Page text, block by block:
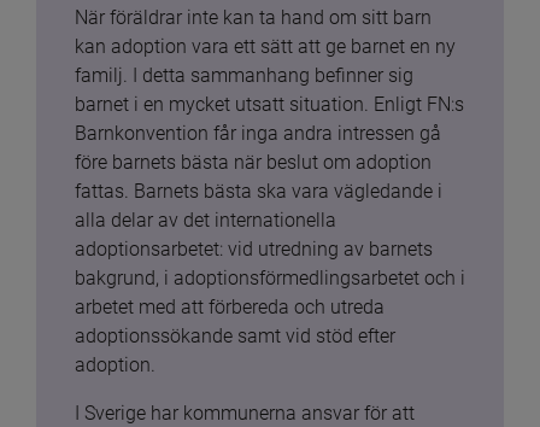
När föräldrar inte kan ta hand om sitt barn
kan adoption vara ett sätt att ge barnet en ny
familj. I detta sammanhang befinner sig
barnet i en mycket utsatt situation. Enligt FN:s
Barnkonvention får inga andra intressen gå
före barnets bästa när beslut om adoption
fattas. Barnets bästa ska vara vägledande i
alla delar av det internationella
adoptionsarbetet: vid utredning av barnets
bakgrund, i adoptionsförmedlingsarbetet och i
arbetet med att förbereda och utreda
adoptionssökande samt vid stöd efter
adoption.
I Sverige har kommunerna ansvar för att